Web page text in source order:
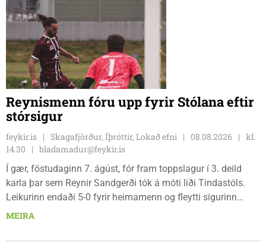
Reynismenn fóru upp fyrir Stólana eftir
stórsigur
feykir.is Skagafjörður, Íþróttir, Lokað efni 08.08.2026
kl.
14.30
bladamadur@feykir.is
Í gær, föstudaginn 7. ágúst, fór fram toppslagur í 3. deild
karla þar sem Reynir Sandgerði tók á móti liði Tindastóls.
Leikurinn endaði 5-0 fyrir heimamenn og fleytti sigurinn
Reynismönnum á topp deildarinnar en Stólunum í annað
leiknum.
MEIRA